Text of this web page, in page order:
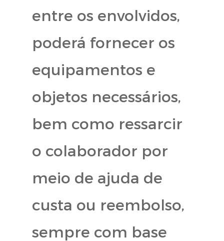
entre os envolvidos,
poderá fornecer os
equipamentos e
objetos necessários,
bem como ressarcir
o colaborador por
meio de ajuda de
custa ou reembolso,
sempre com base